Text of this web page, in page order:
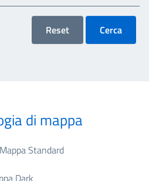
Reset Cerca
di mappa
Mappa Standard
Dark